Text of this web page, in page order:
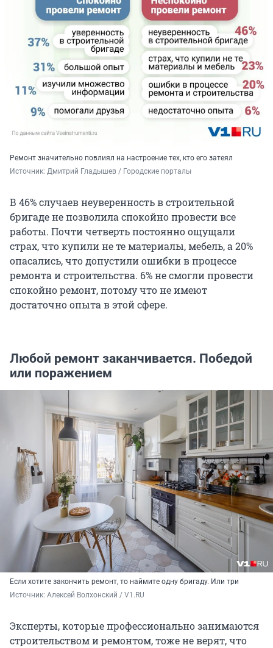
Ремонт значительно повлиял на настроение тех, кто его затеял
Источник: Дмитрий Гладышев / Городские порталы
В 46% случаев неуверенность в строительной
бригаде не позволила спокойно провести все
работы. Почти четверть постоянно ощущали
страх, что купили не те материалы, мебель, а 20%
опасались, что допустили ошибки в процессе
ремонта и строительства. 6% не смогли провести
спокойно ремонт, потому что не имеют
достаточно опыта в этой сфере.
Любой ремонт заканчивается. Победой
или поражением
Если хотите закончить ремонт, то наймите одну бригаду. Или три
Источник: Алексей Волхонский / V1.RU
Эксперты, которые профессионально занимаются
строительством и ремонтом, тоже не верят, что